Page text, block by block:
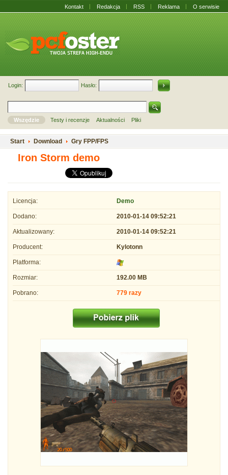
Kontakt Redakcja RSS Reklama O serwisie
Login: Hasło:
Wszędzie Testy i recenzje Aktualności Pliki
Start Download Gry FPP/FPS
Iron Storm demo
Licencja: Demo
Dodano: 2010-01-14 09:52:21
Aktualizowany: 2010-01-14 09:52:21
Producent: Kylotonn
Platforma:
Rozmiar: 192.00 MB
Pobrano: 779 razy